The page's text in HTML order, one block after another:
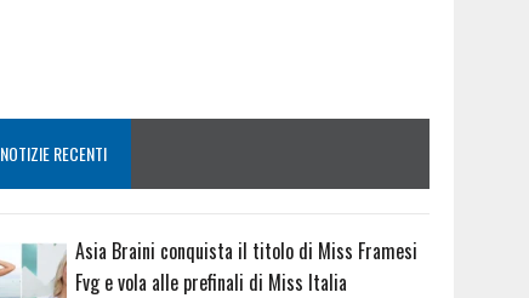
NOTIZIE RECENTI
Asia Braini conquista il titolo di Miss Framesi
Fvg e vola alle prefinali di Miss Italia